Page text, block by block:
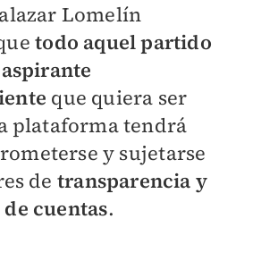
Lomelín
todo aquel partido
que quiera ser
plataforma tendrá
y sujetarse
de transparencia y
cuentas.